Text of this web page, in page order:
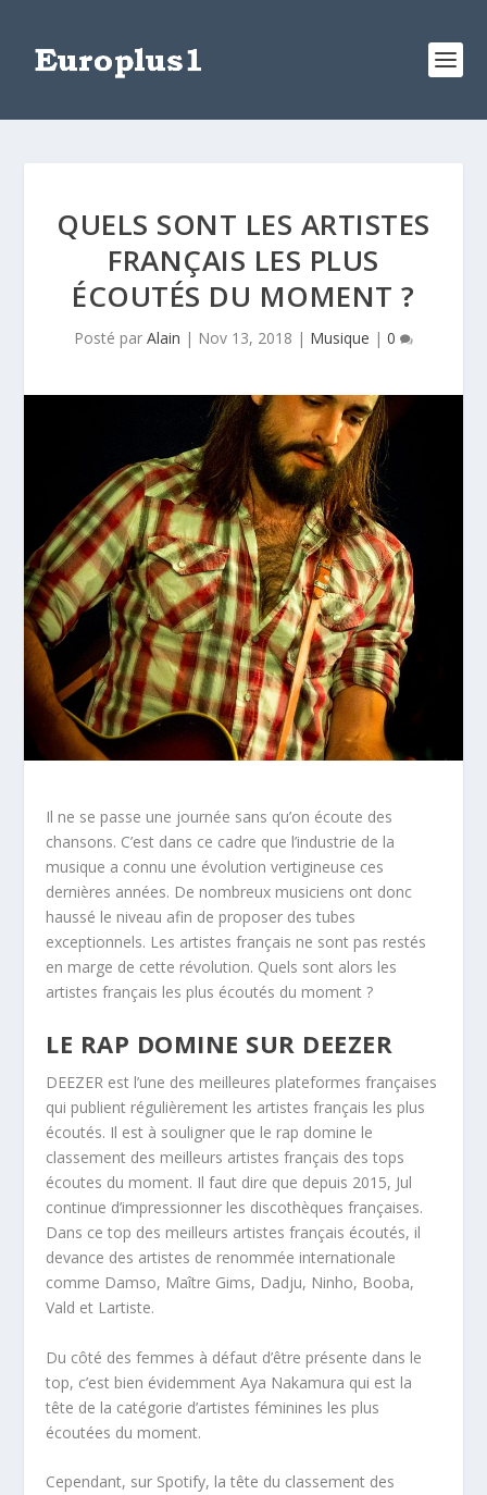
QUELS SONT LES ARTISTES
FRANÇAIS LES PLUS
ÉCOUTÉS DU MOMENT ?
Posté par Alain | Nov 13, 2018 | Musique | 0
Il ne se passe une journée sans qu’on écoute des
chansons. C’est dans ce cadre que l’industrie de la
musique a connu une évolution vertigineuse ces
dernières années. De nombreux musiciens ont donc
haussé le niveau afin de proposer des tubes
exceptionnels. Les artistes français ne sont pas restés
en marge de cette révolution. Quels sont alors les
artistes français les plus écoutés du moment ?
LE RAP DOMINE SUR DEEZER
DEEZER est l’une des meilleures plateformes françaises
qui publient régulièrement les artistes français les plus
écoutés. Il est à souligner que le rap domine le
classement des meilleurs artistes français des tops
écoutes du moment. Il faut dire que depuis 2015, Jul
continue d’impressionner les discothèques françaises.
Dans ce top des meilleurs artistes français écoutés, il
devance des artistes de renommée internationale
comme Damso, Maître Gims, Dadju, Ninho, Booba,
Vald et Lartiste.
Du côté des femmes à défaut d’être présente dans le
top, c’est bien évidemment Aya Nakamura qui est la
tête de la catégorie d’artistes féminines les plus
écoutées du moment.
Cependant, sur Spotify, la tête du classement des